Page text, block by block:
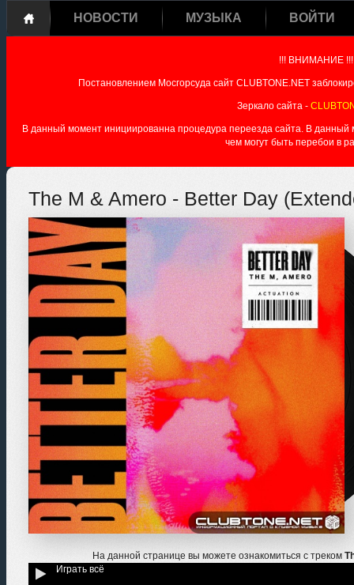
НОВОСТИ МУЗЫКА ВОЙТИ
!!! ВНИМАНИЕ !!!
Постановлением Мосгорсуда сайт CLUBTONE.NET
Зеркало сайта -
В данный момент инициированна процедура переезда сайта. В данный
чем могут быть перебои в
The M & Amero - Better Day
На данной странице вы можете ознакомиться с треком
Играть всё